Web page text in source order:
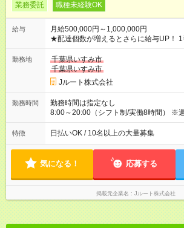
業務委託 職種未経験OK
給与
月給500,000円～1,000,000円
★配達個数が増えるとさらに給与UP！
ど！ ・主要都市エリア 月収55万円／週5日稼働 月収65万~112
万円／週6日稼働 ・地方郊外エリア 月収40万円／週5日稼働 月
収40万円~50万円／週6日稼働 ＜モデルイメージ＞ ■月収50万
円 (27歳男性/江東区在住)※元建築関係 1
(日休み) ■月収80万円(43歳男性/墨田区在住)※元営業 1日200個
勤務地
千葉県いすみ市
千葉県いすみ市
Jルート株式会社
勤務時間
勤務時間は指定なし
8:00～20:00（シフト制/実働8時間） ※
は週4も有り） ※配達状況によって時間
案件により多少の前後あり ※配達が完了
特徴 日払いOK / 10名以上の大量募集
気になる！ 応募する
掲載元企業名 Jルート株式会社